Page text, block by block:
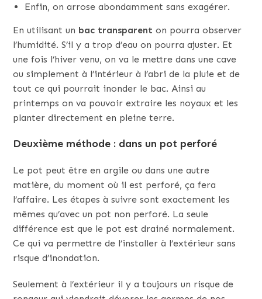
Enfin, on arrose abondamment sans exagérer.
En utilisant un bac transparent on pourra observer
l’humidité. S’il y a trop d’eau on pourra ajuster. Et
une fois l’hiver venu, on va le mettre dans une cave
ou simplement à l’intérieur à l’abri de la pluie et de
tout ce qui pourrait inonder le bac. Ainsi au
printemps on va pouvoir extraire les noyaux et les
planter directement en pleine terre.
Deuxième méthode : dans un pot perforé
Le pot peut être en argile ou dans une autre
matière, du moment où il est perforé, ça fera
l’affaire. Les étapes à suivre sont exactement les
mêmes qu’avec un pot non perforé. La seule
différence est que le pot est drainé normalement.
Ce qui va permettre de l’installer à l’extérieur sans
risque d’inondation.
Seulement à l’extérieur il y a toujours un risque de